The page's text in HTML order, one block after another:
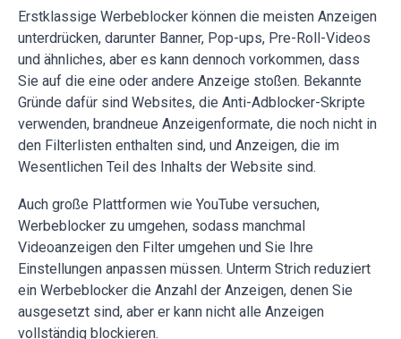
Erstklassige Werbeblocker können die meisten Anzeigen
unterdrücken, darunter Banner, Pop-ups, Pre-Roll-Videos
und ähnliches, aber es kann dennoch vorkommen, dass
Sie auf die eine oder andere Anzeige stoßen. Bekannte
Gründe dafür sind Websites, die Anti-Adblocker-Skripte
verwenden, brandneue Anzeigenformate, die noch nicht in
den Filterlisten enthalten sind, und Anzeigen, die im
Wesentlichen Teil des Inhalts der Website sind.
Auch große Plattformen wie YouTube versuchen,
Werbeblocker zu umgehen, sodass manchmal
Videoanzeigen den Filter umgehen und Sie Ihre
Einstellungen anpassen müssen. Unterm Strich reduziert
ein Werbeblocker die Anzahl der Anzeigen, denen Sie
ausgesetzt sind, aber er kann nicht alle Anzeigen
vollständig blockieren.